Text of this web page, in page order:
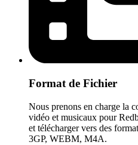
Format de Fichier
Nous prenons en charge la
vidéo et musicaux pour
et télécharger vers des
3GP, WEBM, M4A.